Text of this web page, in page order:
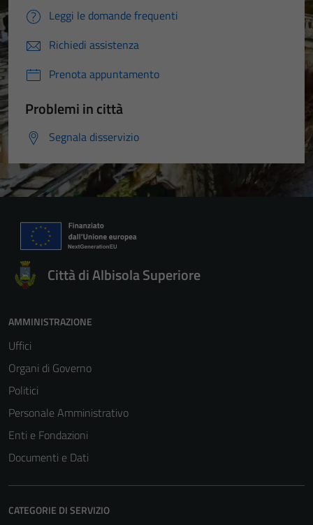
Leggi le domande frequenti
Richiedi assistenza
Prenota appuntamento
Problemi in città
Segnala disservizio
Città di Albisola Superiore
AMMINISTRAZIONE
Uffici
Organi di Governo
Politici
Personale Amministrativo
Enti e Fondazioni
Documenti e Dati
CATEGORIE DI SERVIZIO